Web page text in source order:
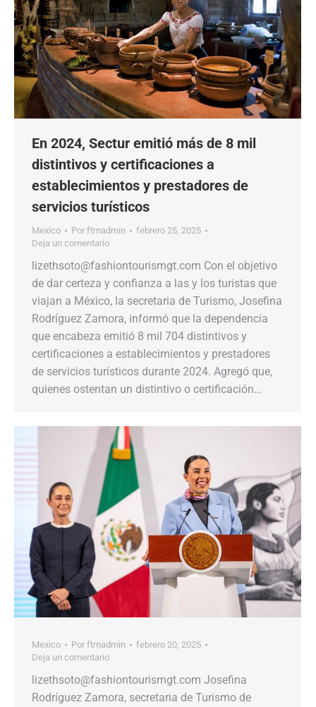
En 2024, Sectur emitió más de 8 mil
distintivos y certificaciones a
establecimientos y prestadores de
servicios turísticos
Mexico Por ftmadmin
febrero 25, 2025
Deja un comentario
lizethsoto@fashiontourismgt.com Con el objetivo
de dar certeza y confianza a las y los turistas que
viajan a México, la secretaria de Turismo, Josefina
Rodríguez Zamora, informó que la dependencia
que encabeza emitió 8 mil 704 distintivos y
certificaciones a establecimientos y prestadores
de servicios turísticos durante 2024. Agregó que,
quienes ostentan un distintivo o certificación…
Mexico Por ftmadmin
febrero 20, 2025
Deja un comentario
lizethsoto@fashiontourismgt.com Josefina
Rodríguez Zamora, secretaria de Turismo de